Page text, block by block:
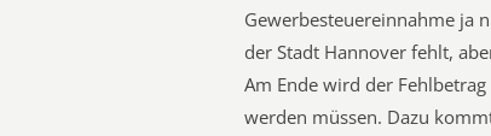
Gewerbesteuereinnahme ja
der Stadt Hannover fehlt,
Am Ende wird der
werden müssen. Dazu